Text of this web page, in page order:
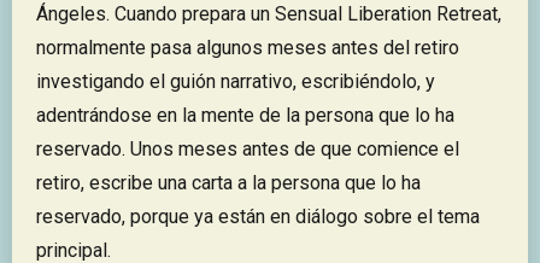
Ángeles. Cuando prepara un Sensual Liberation Retreat,
normalmente pasa algunos meses antes del retiro
investigando el guión narrativo, escribiéndolo, y
adentrándose en la mente de la persona que lo ha
reservado. Unos meses antes de que comience el
retiro, escribe una carta a la persona que lo ha
reservado, porque ya están en diálogo sobre el tema
principal.